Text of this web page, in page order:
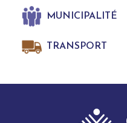
MUNICIPALITÉ
TRANSPORT